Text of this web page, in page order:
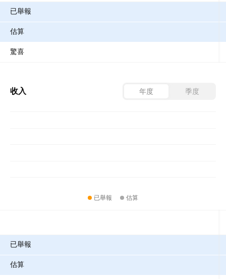
已舉報
估算
驚喜
收入 年度 季度
已舉報 估算
已舉報
估算